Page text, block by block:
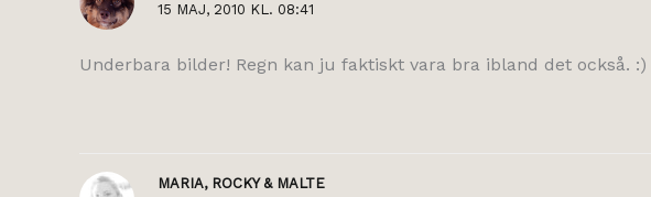
15 MAJ, 2010 KL. 08:41
Underbara bilder! Regn kan ju faktiskt vara bra ibland det också.
MARIA, ROCKY & MALTE